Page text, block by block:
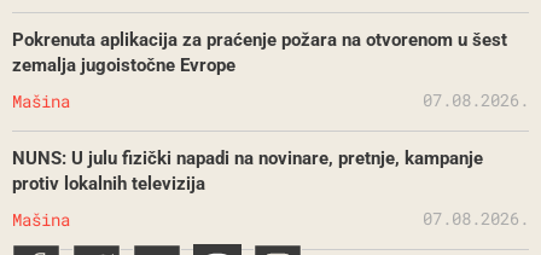
Pokrenuta aplikacija za praćenje požara na otvorenom u šest
zemalja jugoistočne Evrope
Mašina 07.08.2026.
NUNS: U julu fizički napadi na novinare, pretnje, kampanje
protiv lokalnih televizija
Mašina 07.08.2026.